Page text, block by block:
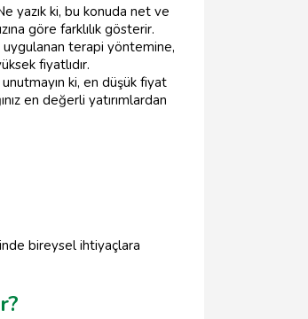
yazık ki, bu konuda net ve
göre farklılık gösterir.
uygulanan terapi yöntemine,
fiyatlıdır.
unutmayın ki, en düşük fiyat
en değerli yatırımlardan
bireysel ihtiyaçlara